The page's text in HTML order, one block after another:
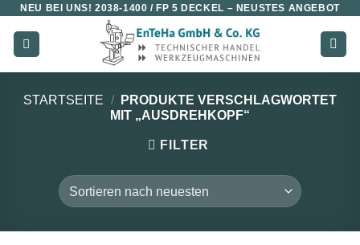
Zum
Inhalt
springen
NEU BEI UNS!2038-1400 / FP 5 DECKEL – NEUSTES ANGEBOT
STARTSEITE /
PRODUKTE VERSCHLAGWORTET
MIT „AUSDREHKOPF“
FILTER